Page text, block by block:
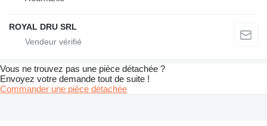
ROYAL DRU SRL
Vous ne trouvez pas une pièce détachée ?
Envoyez votre demande tout de suite !
Commander une pièce détachée